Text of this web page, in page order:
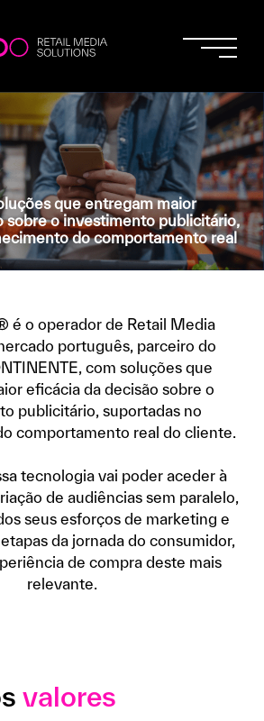
que entregam maior
sobre o investimento publicitário,
do comportamento real
é o operador de Retail Media
português, parceiro do
com soluções que
eficácia da decisão sobre o
publicitário, suportadas no
comportamento real do cliente.
tecnologia vai poder aceder à
de audiências sem paralelo,
seus esforços de marketing e
da jornada do consumidor,
de compra deste mais
relevante.
valores